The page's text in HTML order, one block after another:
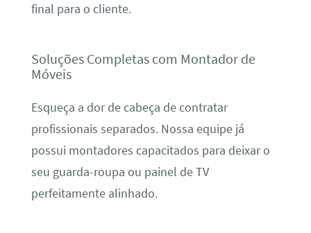
final para o cliente.
Soluções Completas com Montador de
Móveis
Esqueça a dor de cabeça de contratar
profissionais separados. Nossa equipe já
possui montadores capacitados para deixar o
seu guarda-roupa ou painel de TV
perfeitamente alinhado.